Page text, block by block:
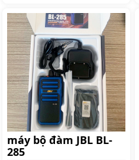
3180 là sự lựa chọn hoàn
hảo cho những ai muốn
sở hữu sản phẩm chính
hãng chất lượng Nếu bạn
đang tìm hiểu thông tin về
sản phẩm này thì đừng bỏ
qua bài viết dưới đây
shoppos sẽ giới thiệu đến
bạn đọc tất tần tật thông
tin về sản phẩm được
nhiều
máy bộ đàm JBL BL-
285